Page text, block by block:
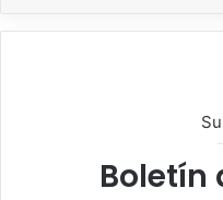
Boletín